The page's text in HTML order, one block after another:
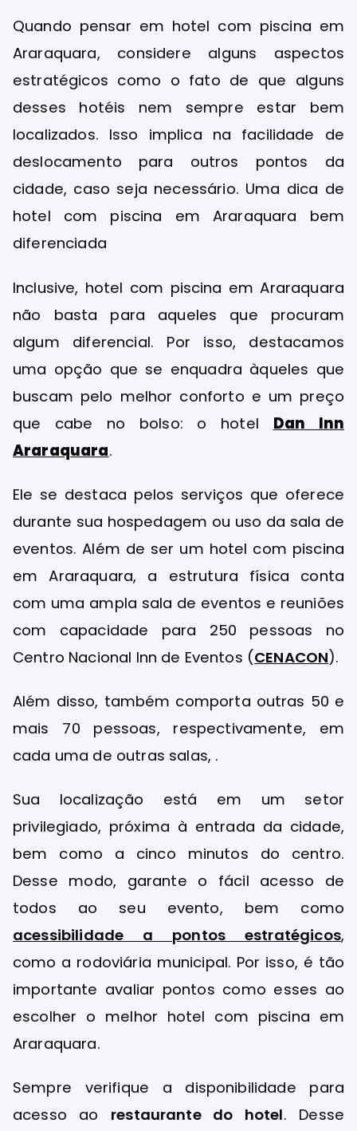
Quando pensar em hotel com piscina em
Araraquara, considere alguns aspectos
estratégicos como o fato de que alguns
desses hotéis nem sempre estar bem
localizados. Isso implica na facilidade de
deslocamento para outros pontos da
cidade, caso seja necessário. Uma dica de
hotel com piscina em Araraquara bem
diferenciada
Inclusive, hotel com piscina em Araraquara
não basta para aqueles que procuram
algum diferencial. Por isso, destacamos
uma opção que se enquadra àqueles que
buscam pelo melhor conforto e um preço
que cabe no bolso: o hotel Dan Inn
Araraquara.
Ele se destaca pelos serviços que oferece
durante sua hospedagem ou uso da sala de
eventos. Além de ser um hotel com piscina
em Araraquara, a estrutura física conta
com uma ampla sala de eventos e reuniões
com capacidade para 250 pessoas no
Centro Nacional Inn de Eventos (CENACON).
Além disso, também comporta outras 50 e
mais 70 pessoas, respectivamente, em
cada uma de outras salas, .
Sua localização está em um setor
privilegiado, próxima à entrada da cidade,
bem como a cinco minutos do centro.
Desse modo, garante o fácil acesso de
todos ao seu evento, bem como
acessibilidade a pontos estratégicos,
como a rodoviária municipal. Por isso, é tão
importante avaliar pontos como esses ao
escolher o melhor hotel com piscina em
Araraquara.
Sempre verifique a disponibilidade para
acesso ao restaurante do hotel. Desse